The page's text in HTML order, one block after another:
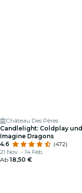
Château Des Pères
Candlelight: Coldplay und
Imagine Dragons
4.6
(472)
21 Nov. - 14 Feb.
Ab 18,50 €